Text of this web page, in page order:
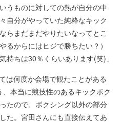
うものに対しての熱が自分の中
自分がやっていた純粋なキック
らまだまだやりたいなってとこ
るからにはヒジで勝ちたい？）
持ちは30％くらいあります(笑)」
は何度か会場で観たことがある
本当に競技性のあるキックボク
たので、ボクシング以外の部分
た。宮田さんにも直接伝えてあ